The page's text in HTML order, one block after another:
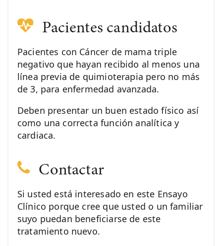
Pacientes candidatos
Pacientes con Cáncer de mama triple
negativo que hayan recibido al menos una
línea previa de quimioterapia pero no más
de 3, para enfermedad avanzada.
Deben presentar un buen estado físico así
como una correcta función analítica y
cardiaca.
Contactar
Si usted está interesado en este Ensayo
Clínico porque cree que usted o un familiar
suyo puedan beneficiarse de este
tratamiento nuevo.